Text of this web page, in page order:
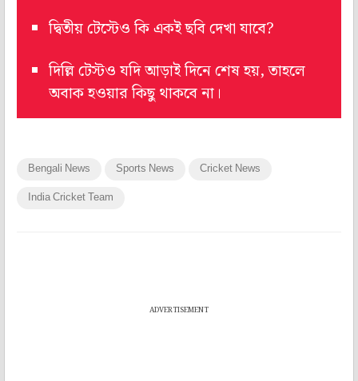
দ্বিতীয় টেস্টেও কি একই ছবি দেখা যাবে?
দিল্লি টেস্টও যদি আড়াই দিনে শেষ হয়, তাহলে
অবাক হওয়ার কিছু থাকবে না।
Bengali News Sports News Cricket News
India Cricket Team
ADVERTISEMENT